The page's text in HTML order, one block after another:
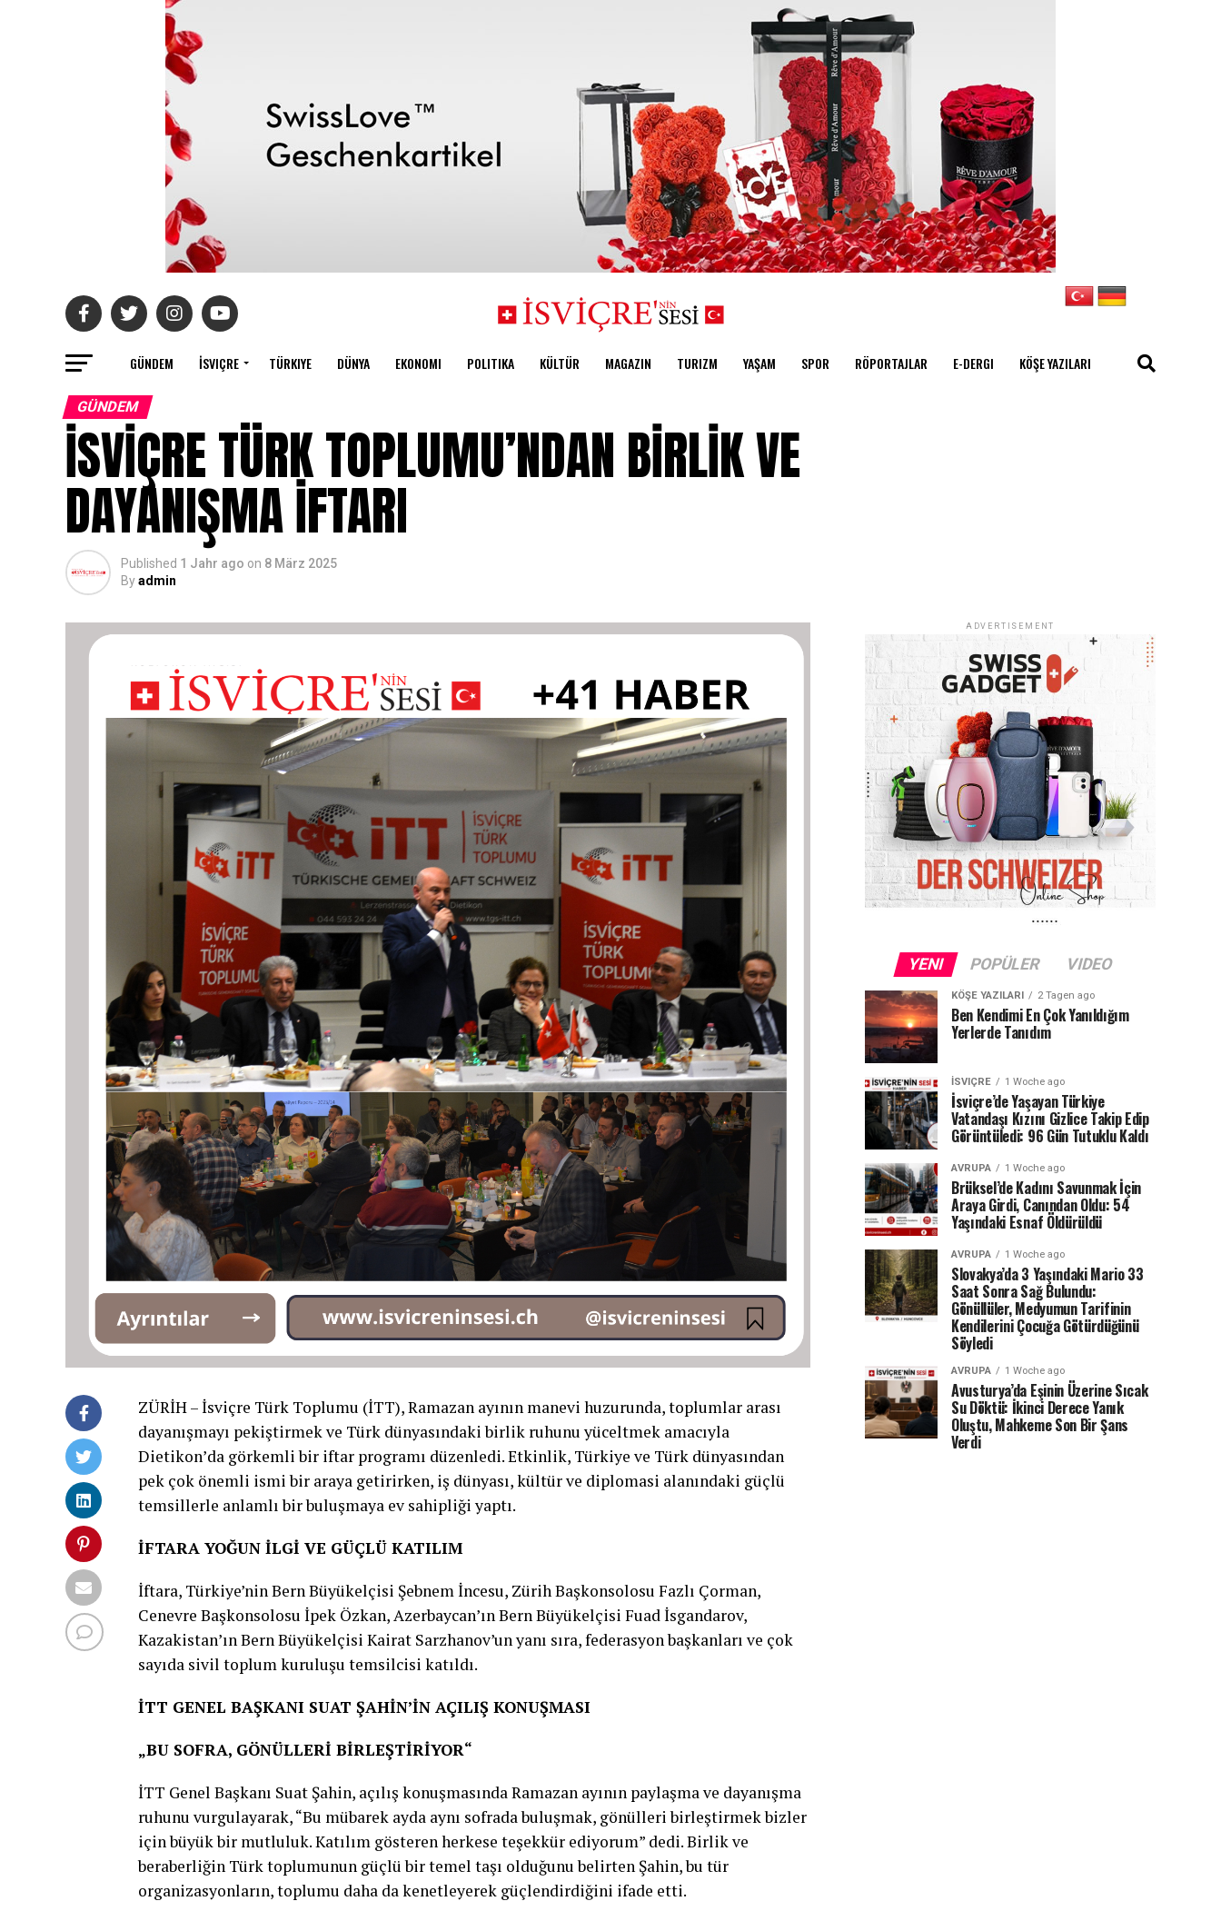
GÜNDEM İSVIÇRE TÜRKIYE DÜNYA EKONOMI POLITIKA KÜLTÜR MAGAZIN TURIZM YAŞAM SPOR RÖPORTAJLAR E-DERGI KÖŞE YAZILARI
GÜNDEM
İSVİÇRE TÜRK TOPLUMU’NDAN BİRLİK VE
DAYANIŞMA İFTARI
Published 1 Jahr ago on 8 März 2025
Byadmin
ZÜRİH – İsviçre Türk Toplumu (İTT), Ramazan ayının manevi huzurunda, toplumlar arası
dayanışmayı pekiştirmek ve Türk dünyasındaki birlik ruhunu yüceltmek amacıyla
Dietikon’da görkemli bir iftar programı düzenledi. Etkinlik, Türkiye ve Türk dünyasından
pek çok önemli ismi bir araya getirirken, iş dünyası, kültür ve diplomasi alanındaki güçlü
temsillerle anlamlı bir buluşmaya ev sahipliği yaptı.
İFTARA YOĞUN İLGİ VE GÜÇLÜ KATILIM
İftara, Türkiye’nin Bern Büyükelçisi Şebnem İncesu, Zürih Başkonsolosu Fazlı Çorman,
Cenevre Başkonsolosu İpek Özkan, Azerbaycan’ın Bern Büyükelçisi Fuad İsgandarov,
Kazakistan’ın Bern Büyükelçisi Kairat Sarzhanov’un yanı sıra, federasyon başkanları ve çok
sayıda sivil toplum kuruluşu temsilcisi katıldı.
İTT GENEL BAŞKANI SUAT ŞAHİN’İN AÇILIŞ KONUŞMASI
„BU SOFRA, GÖNÜLLERİ BİRLEŞTİRİYOR“
İTT Genel Başkanı Suat Şahin, açılış konuşmasında Ramazan ayının paylaşma ve dayanışma
ruhunu vurgulayarak, “Bu mübarek ayda aynı sofrada buluşmak, gönülleri birleştirmek bizler
için büyük bir mutluluk. Katılım gösteren herkese teşekkür ediyorum” dedi. Birlik ve
beraberliğin Türk toplumunun güçlü bir temel taşı olduğunu belirten Şahin, bu tür
organizasyonların, toplumu daha da kenetleyerek güçlendirdiğini ifade etti.
ADVERTISEMENT
YENI POPÜLER VIDEO
KÖŞE YAZILARI 2 Tagen ago
Ben Kendimi En Çok Yanıldığım
Yerlerde Tanıdım
İSVIÇRE 1 Woche ago
İsviçre’de Yaşayan Türkiye
Vatandaşı Kızını Gizlice Takip Edip
Görüntüledi: 96 Gün Tutuklu Kaldı
AVRUPA 1 Woche ago
Brüksel’de Kadını Savunmak İçin
Araya Girdi, Canından Oldu: 54
Yaşındaki Esnaf Öldürüldü
AVRUPA 1 Woche ago
Slovakya’da 3 Yaşındaki Mario 33
Saat Sonra Sağ Bulundu:
Gönüllüler, Medyumun Tarifinin
Kendilerini Çocuğa Götürdüğünü
Söyledi
AVRUPA 1 Woche ago
Avusturya’da Eşinin Üzerine Sıcak
Su Döktü: İkinci Derece Yanık
Oluştu, Mahkeme Son Bir Şans
Verdi